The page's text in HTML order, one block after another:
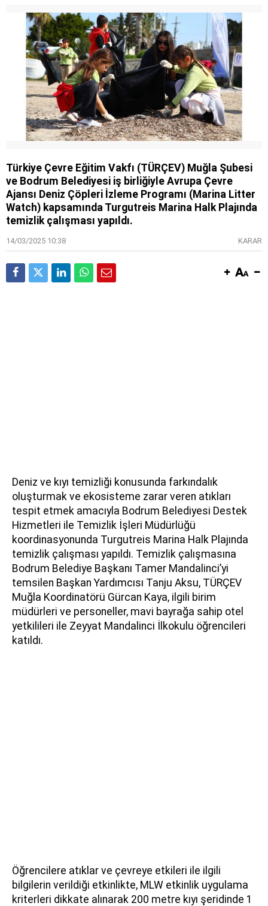
Türkiye Çevre Eğitim Vakfı (TÜRÇEV) Muğla Şubesi
ve Bodrum Belediyesi iş birliğiyle Avrupa Çevre
Ajansı Deniz Çöpleri İzleme Programı (Marina Litter
Watch) kapsamında Turgutreis Marina Halk Plajında
temizlik çalışması yapıldı.
14/03/2025 10:38 KARAR
Deniz ve kıyı temizliği konusunda farkındalık
oluşturmak ve ekosisteme zarar veren atıkları
tespit etmek amacıyla Bodrum Belediyesi Destek
Hizmetleri ile Temizlik İşleri Müdürlüğü
koordinasyonunda Turgutreis Marina Halk Plajında
temizlik çalışması yapıldı. Temizlik çalışmasına
Bodrum Belediye Başkanı Tamer Mandalinci’yi
temsilen Başkan Yardımcısı Tanju Aksu, TÜRÇEV
Muğla Koordinatörü Gürcan Kaya, ilgili birim
müdürleri ve personeller, mavi bayrağa sahip otel
yetkilileri ile Zeyyat Mandalinci İlkokulu öğrencileri
katıldı.
Öğrencilere atıklar ve çevreye etkileri ile ilgili
bilgilerin verildiği etkinlikte, MLW etkinlik uygulama
kriterleri dikkate alınarak 200 metre kıyı şeridinde 1